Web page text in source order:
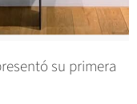
su primera